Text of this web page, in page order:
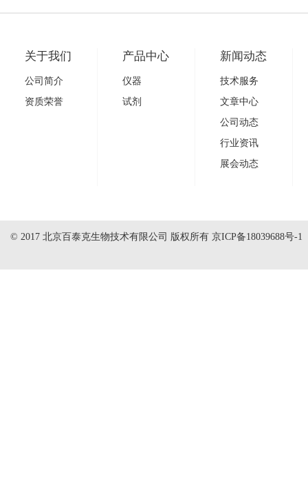
关于我们
公司简介
资质荣誉
产品中心
仪器
试剂
新闻动态
技术服务
文章中心
公司动态
行业资讯
展会动态
© 2017 北京百泰克生物技术有限公司 版权所有 京ICP备18039688号-1